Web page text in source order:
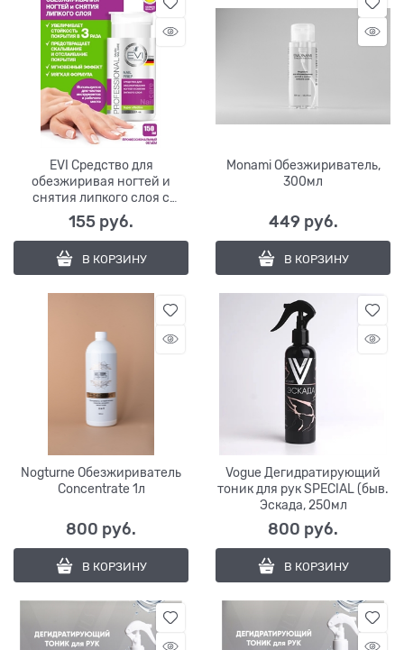
EVI Средство для
обезжиривая ногтей и
снятия липкого слоя с
помпой-дозатором, 150мл
155 руб.
В КОРЗИНУ
Monami Обезжириватель,
300мл
449 руб.
В КОРЗИНУ
Nogturne Обезжириватель
Concentrate 1л
800 руб.
В КОРЗИНУ
Vogue Дегидратирующий
тоник для рук SPECIAL (быв.
Эскада, 250мл
800 руб.
В КОРЗИНУ